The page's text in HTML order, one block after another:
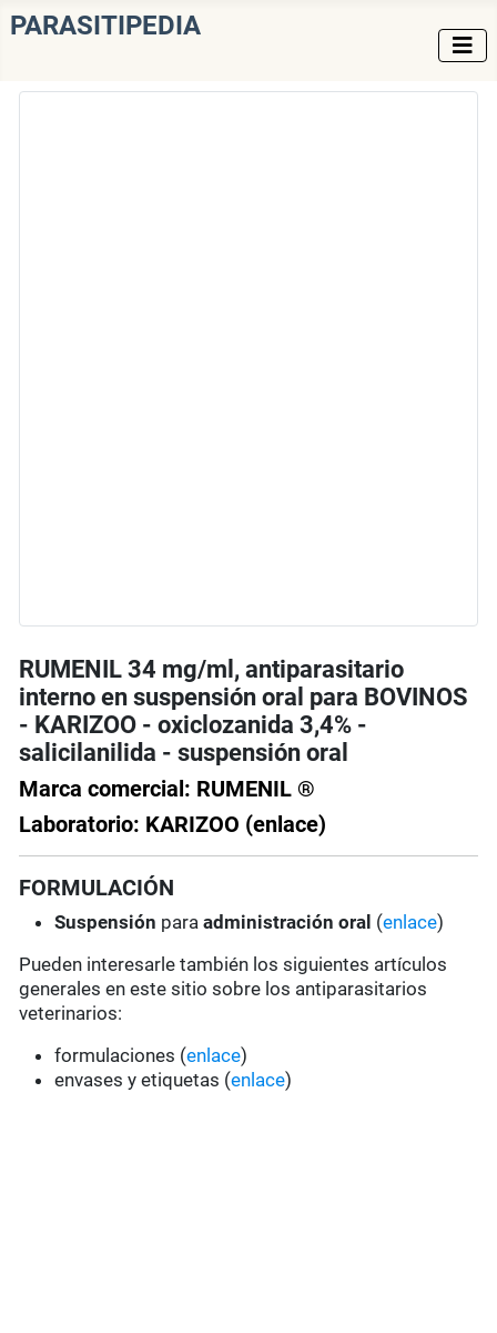
PARASITIPEDIA
RUMENIL 34 mg/ml, antiparasitario
interno en suspensión oral para BOVINOS
- KARIZOO - oxiclozanida 3,4% -
salicilanilida - suspensión oral
Marca comercial: RUMENIL ®
Laboratorio: KARIZOO (enlace)
FORMULACIÓN
Suspensión paraadministración oral (enlace)
Pueden interesarle también los siguientes artículos
generales en este sitio sobre los antiparasitarios
veterinarios:
formulaciones (enlace)
envases y etiquetas (enlace)